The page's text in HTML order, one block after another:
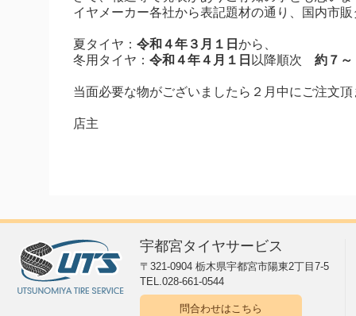
イヤメーカー各社から表記題材の通り、国内市
夏タイヤ： 令和４年３月１日 から、
冬用タイヤ： 令和４年４月１日 以降順次 約７～
当面必要な物がございましたら２月中にご注文
店主
宇都宮タイヤサービス
〒321-0904 栃木県宇都宮市陽東2丁目7-5
TEL.028-661-0544
問合わせはこちら